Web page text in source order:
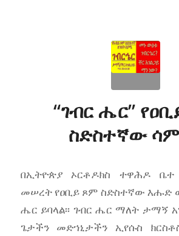
“ገብር ሔር”
ስድስተኛው
በኢትዮጵያ ኦርቶዶክስ ተዋሕዶ ቤተ
መሠረት የዐቢይ ጾም ስድስተኛው እሑድ
ሔር ይባላል፡፡ ገብር ሔር ማለት ታማኝ
ጌታችን መድኀኒታችን ኢየሱስ